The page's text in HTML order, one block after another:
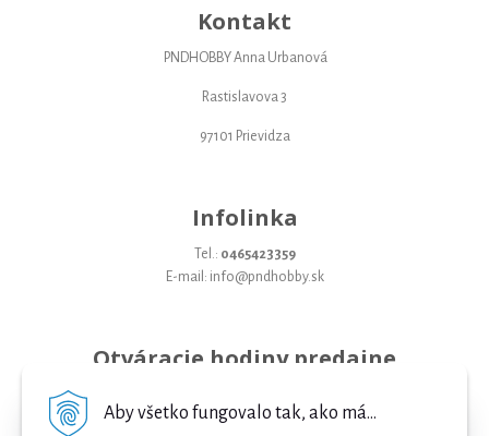
Aby všetko fungovalo tak, ako má...
Kontakt
PNDHOBBY Anna Urbanová
Rastislavova 3
97101 Prievidza
Infolinka
Tel.: 0465423359
E-mail: info@pndhobby.sk
Otváracie hodiny predajne